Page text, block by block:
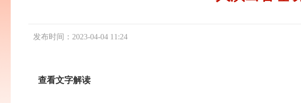
发布时间：2023-04-04 11:24
查看文字解读